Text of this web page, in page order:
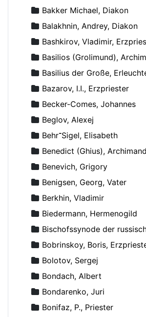
Bakker Michael, Diakon
Balakhnin, Andrey, Diakon
Bashkirov, Vladimir,
Basilios (Grolimund),
Basilius der Große,
Bazarov, I.I., Erzpriester
Becker-Comes, Johannes
Beglov, Alexej
Behr־Sigel, Elisabeth
Benedict (Ghius),
Benevich, Grigory
Benigsen, Georg, Vater
Berkhin, Vladimir
Biedermann, Hermenogild
Bischofssynode der russisch-
Bobrinskoy, Boris,
Bolotov, Sergej
Bondach, Albert
Bondarenko, Juri
Bonifaz, P., Priester